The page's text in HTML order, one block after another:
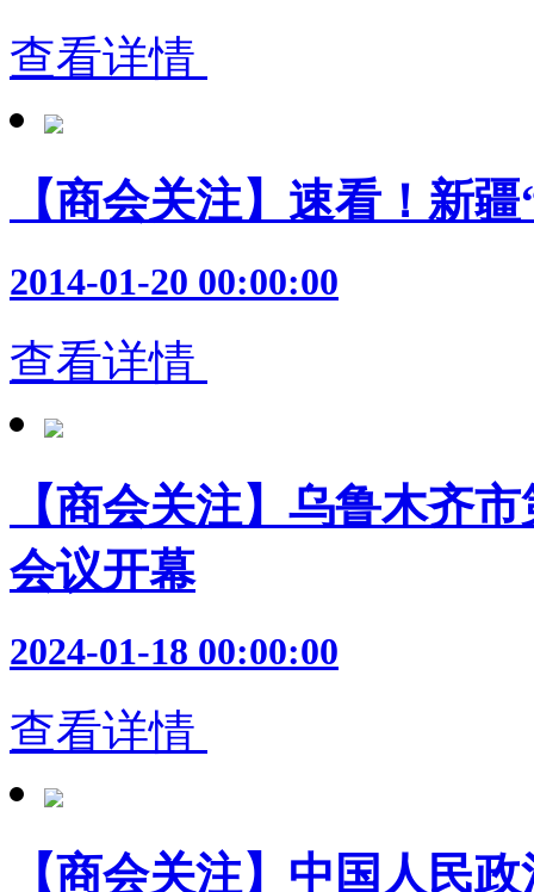
查看详情
【商会关注】速看！新
2014-01-20 00:00:00
查看详情
【商会关注】乌鲁木齐
会议开幕
2024-01-18 00:00:00
查看详情
【商会关注】中国人民